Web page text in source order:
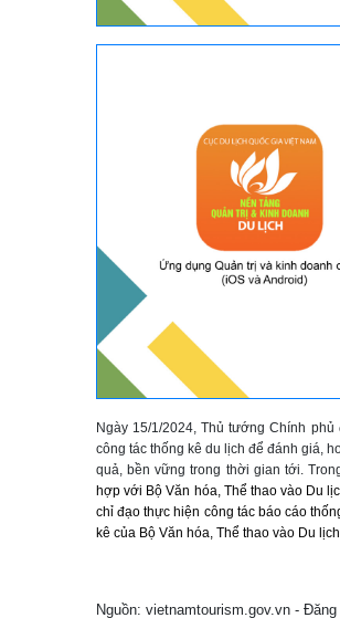
Ngày 15/1/2024, Thủ tướng Chính
công tác thống kê du lịch để đánh giá,
quả, bền vững trong thời gian tới.
hợp với Bộ Văn hóa, Thể thao vào Du
chỉ đạo thực hiện công tác báo cáo
kê của Bộ Văn hóa, Thể thao vào Du
Nguồn: vietnamtourism.gov.vn -